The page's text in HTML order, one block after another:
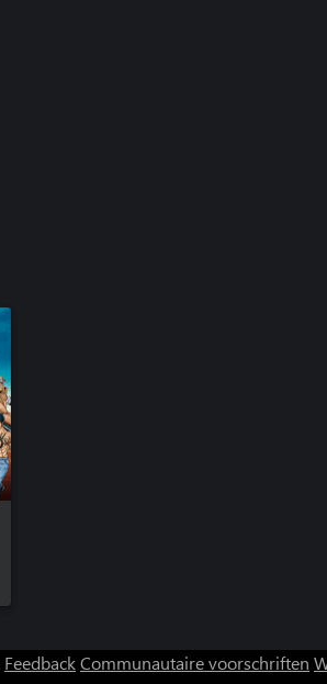
FeedbackCommunautaire voorschriften